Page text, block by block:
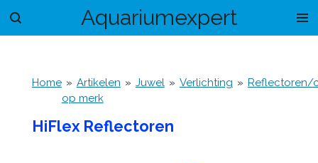
Ga
hoofdinhoud
Aquariumexpert
Home » Artikelen
op merk
» Juwel » Verlichting » Reflectoren/
HiFlex Reflectoren